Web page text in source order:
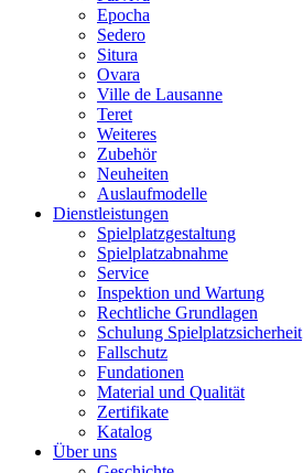
Epocha
Sedero
Situra
Ovara
Ville de Lausanne
Teret
Weiteres
Zubehör
Neuheiten
Auslaufmodelle
Dienstleistungen
Spielplatzgestaltung
Spielplatzabnahme
Service
Inspektion und Wartung
Rechtliche Grundlagen
Schulung Spielplatzsicherheit
Fallschutz
Fundationen
Material und Qualität
Zertifikate
Katalog
Über uns